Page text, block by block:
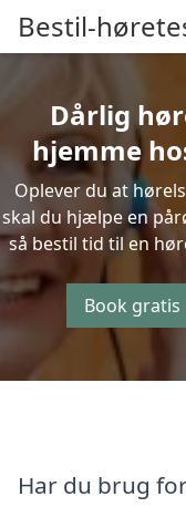
Bestil-
Dårlig
hjemme
Oplever du at
skal du hjælpe en
så bestil tid til en
Book
Har du brug